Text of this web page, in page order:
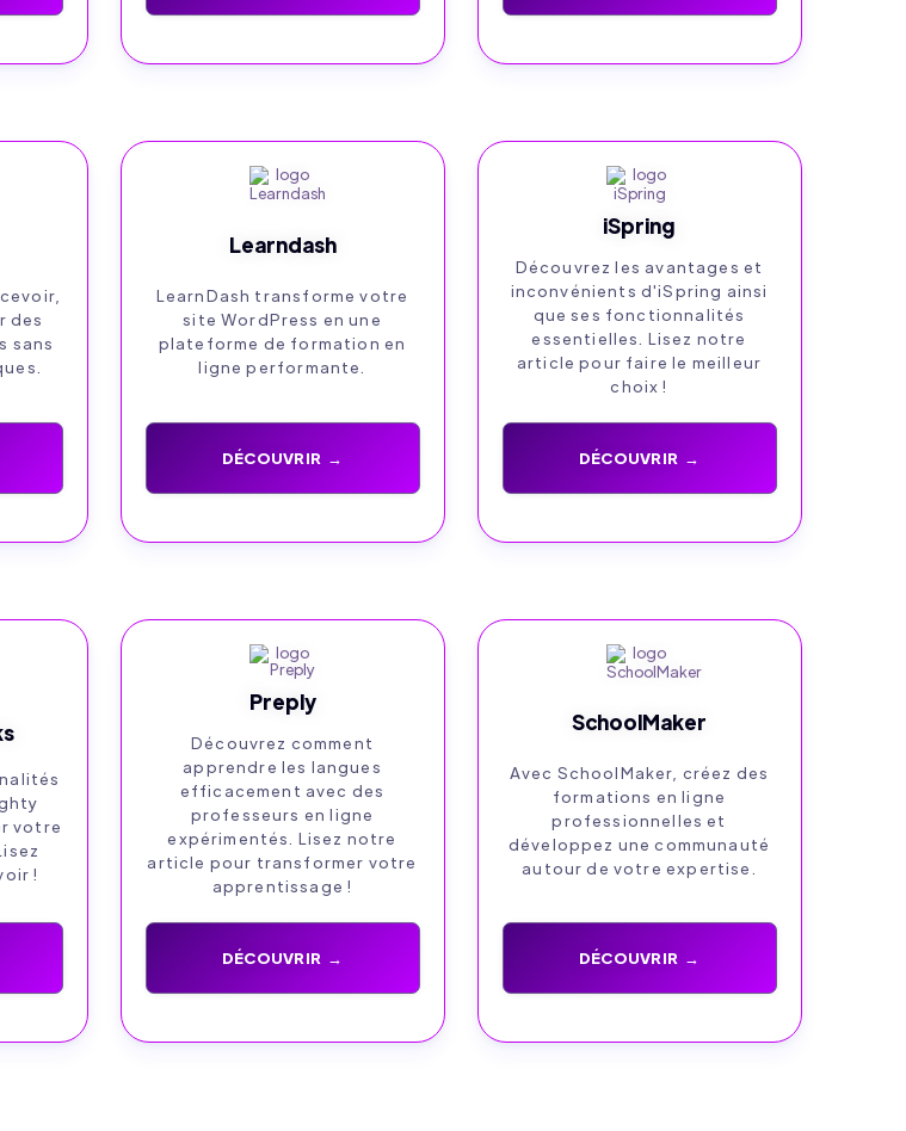
des
sans
Learndash
LearnDash transforme votre
site WordPress en une
plateforme de formation en
ligne performante.
DÉCOUVRIR →
iSpring
Découvrez les avantages et
inconvénients d'iSpring ainsi
que ses fonctionnalités
essentielles. Lisez notre
article pour faire le meilleur
choix !
DÉCOUVRIR →
votre
!
Preply
Découvrez comment
apprendre les langues
efficacement avec des
professeurs en ligne
expérimentés. Lisez notre
article pour transformer votre
apprentissage !
DÉCOUVRIR →
SchoolMaker
Avec SchoolMaker, créez des
formations en ligne
professionnelles et
développez une communauté
autour de votre expertise.
DÉCOUVRIR →